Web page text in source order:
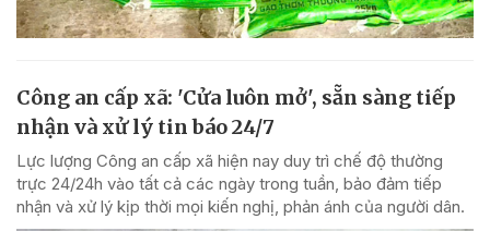
Công an cấp xã: 'Cửa luôn mở', sẵn sàng tiếp
nhận và xử lý tin báo 24/7
Lực lượng Công an cấp xã hiện nay duy trì chế độ thường
trực 24/24h vào tất cả các ngày trong tuần, bảo đảm tiếp
nhận và xử lý kịp thời mọi kiến nghị, phản ánh của người dân.